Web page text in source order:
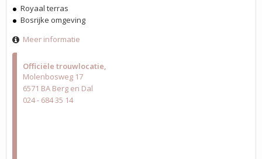
Officiële trouwlocatie
Molenbosweg 17
6571 BA Berg en Dal
024 - 684 35 14
Royaal terras
Bosrijke omgeving
Meer informatie